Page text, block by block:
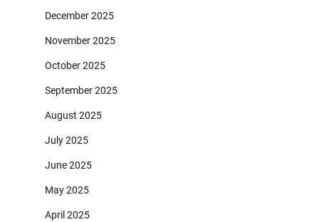
December 2025
November 2025
October 2025
September 2025
August 2025
July 2025
June 2025
May 2025
April 2025